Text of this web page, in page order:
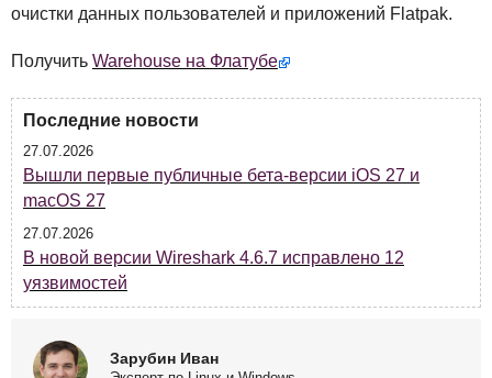
очистки данных пользователей и приложений Flatpak.
Получить Warehouse на Флатубе
Последние новости
27.07.2026
Вышли первые публичные бета-версии iOS 27 и
macOS 27
27.07.2026
В новой версии Wireshark 4.6.7 исправлено 12
уязвимостей
Зарубин Иван